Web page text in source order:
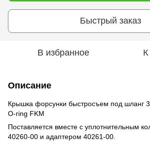
Быстрый заказ
В избранное
Описание
Крышка форсунки быстросъем под шланг
O-ring FKM
Поставляется вместе с уплотнительным
40260-00 и адаптером 40261-00.